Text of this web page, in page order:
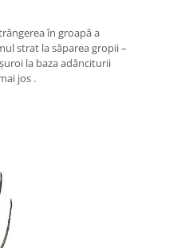
în groapă a
strat la săparea gropii –
la baza adânciturii
jos .